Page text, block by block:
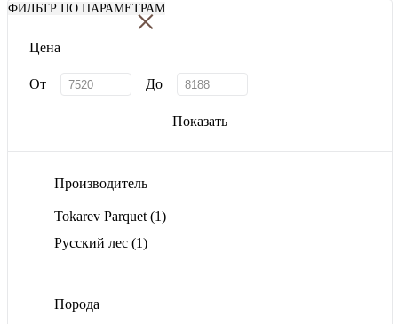
ФИЛЬТР ПО ПАРАМЕТРАМ
×
Цена
От До
Показать
Производитель
Tokarev Parquet (1)
Русский лес (1)
Порода